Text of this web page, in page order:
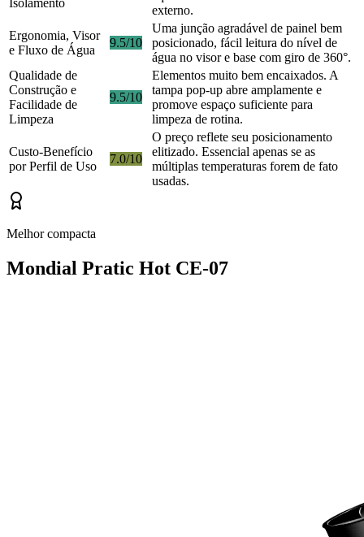
Isolamento
externo.
Ergonomia, Visor
e Fluxo de Água
9.5/10
Uma junção agradável de painel bem
posicionado, fácil leitura do nível de
água no visor e base com giro de 360°.
Qualidade de
Construção e
Facilidade de
Limpeza
9.5/10
Elementos muito bem encaixados. A
tampa pop-up abre amplamente e
promove espaço suficiente para
limpeza de rotina.
Custo-Benefício
por Perfil de Uso
7.0/10
O preço reflete seu posicionamento
elitizado. Essencial apenas se as
múltiplas temperaturas forem de fato
usadas.
Melhor compacta
Mondial Pratic Hot CE-07